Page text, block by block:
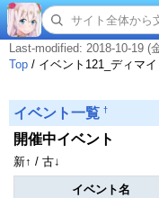
Last-modified: 2018-10-19 (
Top / イベント121_ディマ
イベント一覧 †
開催中イベント
新↑ / 古↓
イベント名